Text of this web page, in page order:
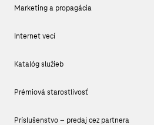
Marketing a propagácia
Internet vecí
Katalóg služieb
Prémiová starostlivosť
Príslušenstvo – predaj cez partnera